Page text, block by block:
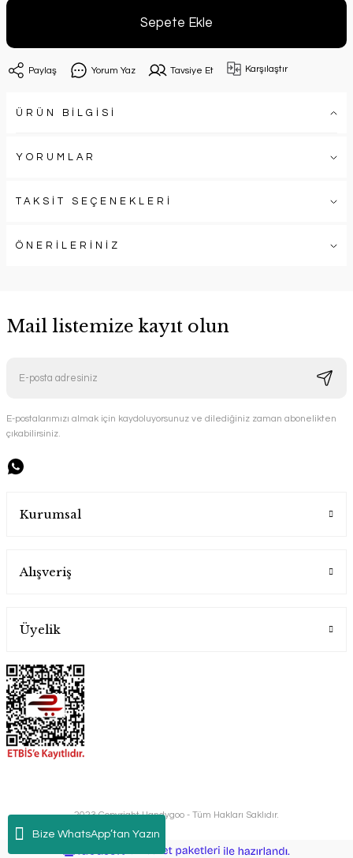
Bize WhatsApp’tan Yazın
Sepete Ekle
Paylaş Yorum Yaz Tavsiye Et Karşılaştır
ÜRÜN BİLGİSİ
YORUMLAR
TAKSİT SEÇENEKLERİ
ÖNERİLERİNİZ
Mail listemize kayıt olun
E-postalarımızı almak için kaydoluyorsunuz ve dilediğiniz zaman abonelikten
çıkabilirsiniz.
Kurumsal
Alışveriş
Üyelik
2023 Copyright Handygoo - Tüm Hakları Saklıdır.
e-